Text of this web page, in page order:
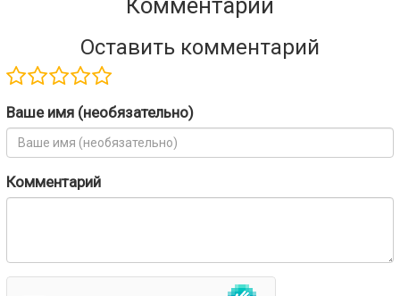
Оставить комментарий
Ваше имя (необязательно)
Комментарий